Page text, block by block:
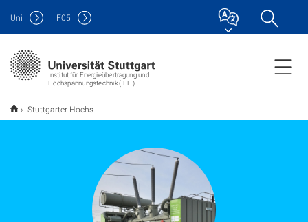
Institut für Energieübertragung und
Hochspannungstechnik (IEH)
Uni F05
Stuttgarter Hochspannungs-Symposium 2018